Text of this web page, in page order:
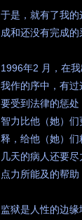
于是，就有了我
成和还没有完成的
1996年2 月，在
我作的序中，有过
要受到法律的惩
智力比他（她）
释，给他（她）
几天的病人还要
点力所能及的帮助
监狱是人性的边